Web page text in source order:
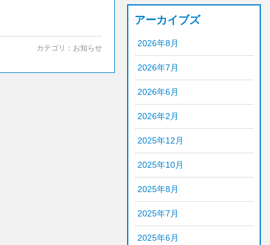
カテゴリ： お知らせ
アーカイブズ
2026年8月
2026年7月
2026年6月
2026年2月
2025年12月
2025年10月
2025年8月
2025年7月
2025年6月